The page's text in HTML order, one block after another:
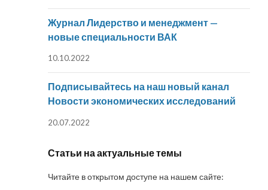
Журнал Лидерство и менеджмент —
новые специальности ВАК
10.10.2022
Подписывайтесь на наш новый канал
Новости экономических исследований
20.07.2022
Статьи на актуальные темы
Читайте в открытом доступе на нашем сайте: